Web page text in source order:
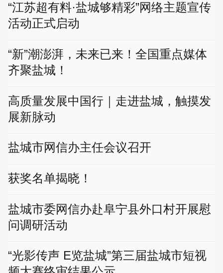
“江苏超有料·盐城够精彩”网络主题宣传
活动正式启动
“新”潮澎湃，未来已来！全国重点媒体
齐聚盐城！
高质量发展中国行｜走进盐城，触摸发
展新脉动
盐城市网信办主任会议召开
获奖名单揭晓！
盐城市委网信办赴阜宁县外口村开展慰
问调研活动
“光影传声 E览盐城”第三届盐城市短视